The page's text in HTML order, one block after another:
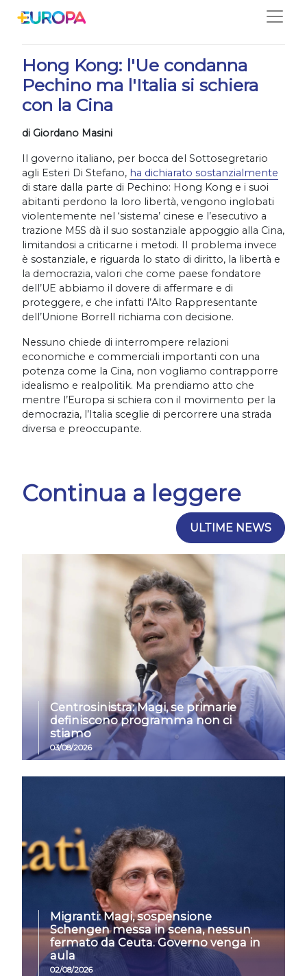
01/07/2020
Hong Kong: l'Ue condanna
Pechino ma l'Italia si schiera
con la Cina
di Giordano Masini
Il governo italiano, per bocca del Sottosegretario
agli Esteri Di Stefano, ha dichiarato sostanzialmente
di stare dalla parte di Pechino: Hong Kong e i suoi
abitanti perdono la loro libertà, vengono inglobati
violentemente nel ‘sistema’ cinese e l’esecutivo a
trazione M5S dà il suo sostanziale appoggio alla Cina,
limitandosi a criticarne i metodi. Il problema invece
è sostanziale, e riguarda lo stato di diritto, la libertà e
la democrazia, valori che come paese fondatore
dell’UE abbiamo il dovere di affermare e di
proteggere, e che infatti l’Alto Rappresentante
dell’Unione Borrell richiama con decisione.
Nessuno chiede di interrompere relazioni
economiche e commerciali importanti con una
potenza come la Cina, non vogliamo contrapporre
idealismo e realpolitik. Ma prendiamo atto che
mentre l’Europa si schiera con il movimento per la
democrazia, l’Italia sceglie di percorrere una strada
diversa e preoccupante.
Continua a leggere
ULTIME NEWS
Centrosinistra: Magi, se primarie
definiscono programma non ci
stiamo
03/08/2026
Migranti: Magi, sospensione
Schengen messa in scena, nessun
fermato da Ceuta. Governo venga in
aula
02/08/2026